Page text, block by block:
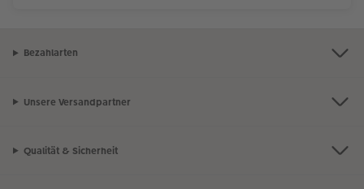
Bezahlarten
Unsere Versandpartner
Qualität & Sicherheit